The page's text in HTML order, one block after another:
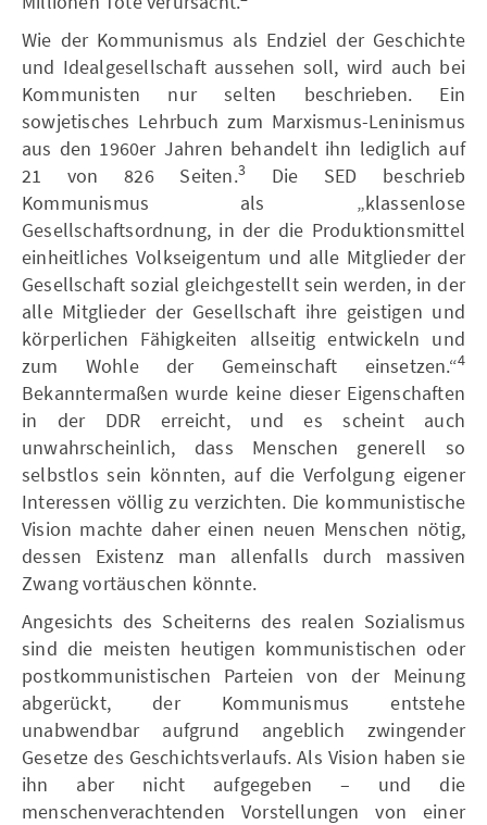
Wie der Kommunismus als Endziel der Geschichte
und Idealgesellschaft aussehen soll, wird auch bei
Kommunisten nur selten beschrieben. Ein
sowjetisches Lehrbuch zum Marxismus-Leninismus
aus den 1960er Jahren behandelt ihn lediglich auf
21 von 826 Seiten.3
Die SED beschrieb
Kommunismus als „klassenlose
Gesellschaftsordnung, in der die Produktionsmittel
einheitliches Volkseigentum und alle Mitglieder der
Gesellschaft sozial gleichgestellt sein werden, in der
alle Mitglieder der Gesellschaft ihre geistigen und
körperlichen Fähigkeiten allseitig entwickeln und
zum Wohle der Gemeinschaft einsetzen.“4
Bekanntermaßen wurde keine dieser Eigenschaften
in der DDR erreicht, und es scheint auch
unwahrscheinlich, dass Menschen generell so
selbstlos sein könnten, auf die Verfolgung eigener
Interessen völlig zu verzichten. Die kommunistische
Vision machte daher einen neuen Menschen nötig,
dessen Existenz man allenfalls durch massiven
Zwang vortäuschen könnte.
Angesichts des Scheiterns des realen Sozialismus
sind die meisten heutigen kommunistischen oder
postkommunistischen Parteien von der Meinung
abgerückt, der Kommunismus entstehe
unabwendbar aufgrund angeblich zwingender
Gesetze des Geschichtsverlaufs. Als Vision haben sie
ihn aber nicht aufgegeben – und die
menschenverachtenden Vorstellungen von einer